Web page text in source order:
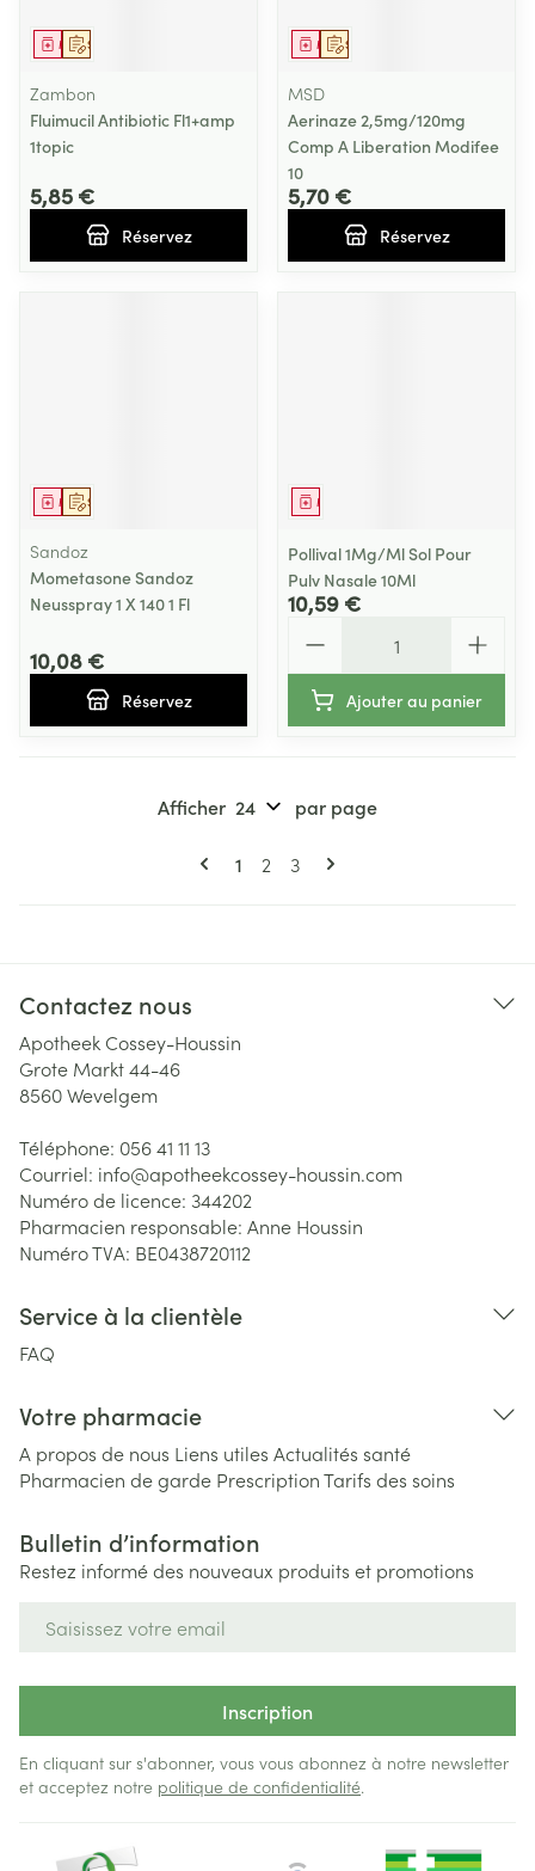
Sur prescription
Médicament
Zambon
Fluimucil Antibiotic Fl1+amp
1topic
5,85 €
Réservez
Sur prescription
Médicament
MSD
Aerinaze 2,5mg/120mg
Comp A Liberation Modifee
10
5,70 €
Réservez
Sur prescription
Médicament
Sandoz
Mometasone Sandoz
Neusspray 1 X 140 1 Fl
10,08 €
Réservez
Médicament
Pollival 1Mg/Ml Sol Pour
Pulv Nasale 10Ml
10,59 €
Ajouter au panier
Pages
Vous lisez actuellement la page
1 Page
2 Page
3
Afficher par page
Contactez nous
Apotheek Cossey-Houssin
Grote Markt 44-46
8560Wevelgem
Téléphone: 056 41 11 13
Courriel: info@apotheekcossey-houssin.com
Numéro de licence: 344202
Pharmacien responsable: Anne Houssin
Numéro TVA: BE0438720112
Service à la clientèle
FAQ
Votre pharmacie
A propos de nous Liens utiles Actualités santé
Pharmacien de garde PrescriptionTarifs des soins
Bulletin d’information
Restez informé des nouveaux produits et promotions
Inscription
En cliquant sur s'abonner, vous vous abonnez à notre newsletter
et acceptez notre politique de confidentialité.